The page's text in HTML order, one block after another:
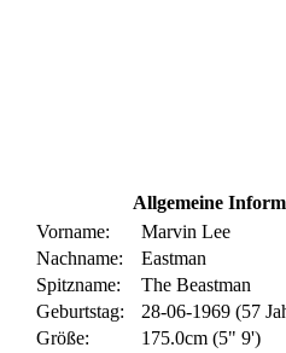
Allgemeine
Vorname:
Marvin Lee
Nachname:
Eastman
Spitzname:
The Beastman
Geburtstag:
28-06-1969 (57
Größe:
175.0cm (5" 9')